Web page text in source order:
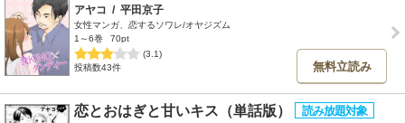
アヤコ / 平田京子
女性マンガ、恋するソワレ/オヤジズム
1～6巻
70pt
(3.1)
投稿数43件
無料立読み
恋とおはぎと甘いキス（単話版）